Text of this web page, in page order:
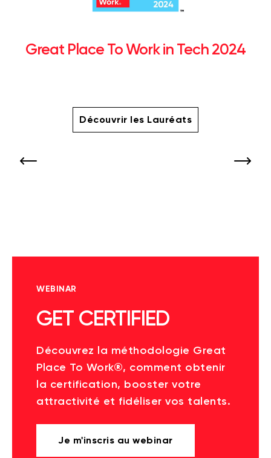
Great Place To Work in Tech 2024
Découvrir les Lauréats
WEBINAR
GET CERTIFIED
Découvrez la méthodologie Great
Place To Work®, comment obtenir
la certification, booster votre
attractivité et fidéliser vos talents.
Je m'inscris au webinar